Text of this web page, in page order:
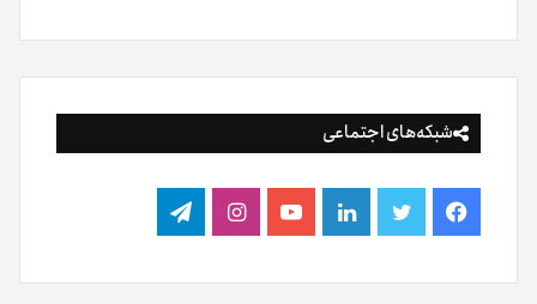
شبکه‌های اجتماعی
فیس
بوک
توییتر لینکدینیوتیوباینستاگرام
تلگرام